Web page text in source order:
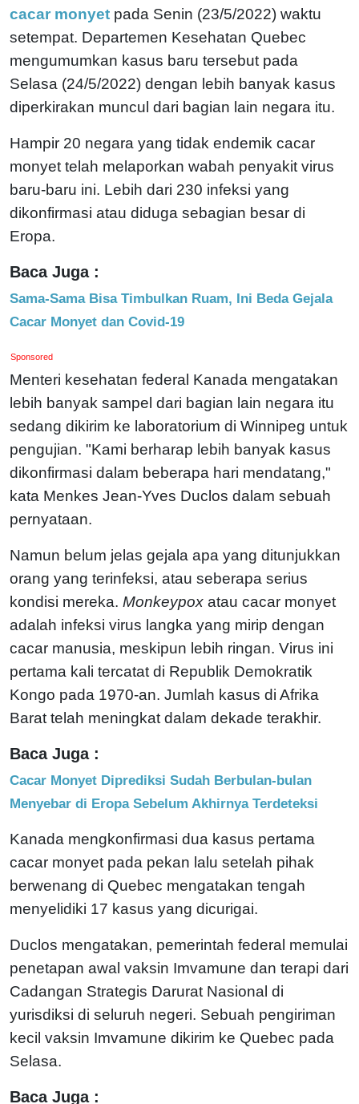
cacar monyet pada Senin (23/5/2022) waktu
setempat. Departemen Kesehatan Quebec
mengumumkan kasus baru tersebut pada
Selasa (24/5/2022) dengan lebih banyak kasus
diperkirakan muncul dari bagian lain negara itu.
Hampir 20 negara yang tidak endemik cacar
monyet telah melaporkan wabah penyakit virus
baru-baru ini. Lebih dari 230 infeksi yang
dikonfirmasi atau diduga sebagian besar di
Eropa.
Baca Juga :
Sama-Sama Bisa Timbulkan Ruam, Ini Beda Gejala
Cacar Monyet dan Covid-19
Sponsored
Menteri kesehatan federal Kanada mengatakan
lebih banyak sampel dari bagian lain negara itu
sedang dikirim ke laboratorium di Winnipeg untuk
pengujian. "Kami berharap lebih banyak kasus
dikonfirmasi dalam beberapa hari mendatang,"
kata Menkes Jean-Yves Duclos dalam sebuah
pernyataan.
Namun belum jelas gejala apa yang ditunjukkan
orang yang terinfeksi, atau seberapa serius
kondisi mereka. Monkeypox atau cacar monyet
adalah infeksi virus langka yang mirip dengan
cacar manusia, meskipun lebih ringan. Virus ini
pertama kali tercatat di Republik Demokratik
Kongo pada 1970-an. Jumlah kasus di Afrika
Barat telah meningkat dalam dekade terakhir.
Baca Juga :
Cacar Monyet Diprediksi Sudah Berbulan-bulan
Menyebar di Eropa Sebelum Akhirnya Terdeteksi
Kanada mengkonfirmasi dua kasus pertama
cacar monyet pada pekan lalu setelah pihak
berwenang di Quebec mengatakan tengah
menyelidiki 17 kasus yang dicurigai.
Duclos mengatakan, pemerintah federal memulai
penetapan awal vaksin Imvamune dan terapi dari
Cadangan Strategis Darurat Nasional di
yurisdiksi di seluruh negeri. Sebuah pengiriman
kecil vaksin Imvamune dikirim ke Quebec pada
Selasa.
Baca Juga :